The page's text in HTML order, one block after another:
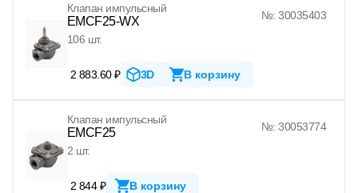
Клапан импульсный
EMCF25-WX
№: 30035403
106 шт.
2 883.60 ₽ 3D В корзину
Клапан импульсный
EMCF25
№: 30053774
2 шт.
2 844 ₽ В корзину